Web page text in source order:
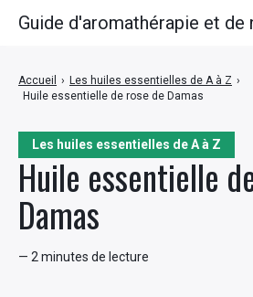
Les huiles essentielles de A à Z
Huile essentielle
Damas
— 2 minutes de lecture
Accueil › Les huiles essentielles de A à Z ›
Huile essentielle de rose de Damas
Guide d'aromathérapie et de
Plantes médicinales
Huiles végétales
Hydrolats
Recettes